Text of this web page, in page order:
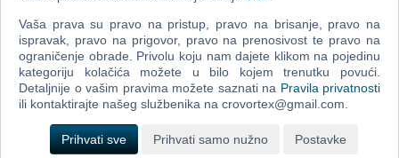
Microsoft Flight Simulator X (PC)
Webshop newsletter
Vaša prava su pravo na pristup, pravo na brisanje, pravo na
ispravak, pravo na prigovor, pravo na prenosivost te pravo na
ograničenje obrade. Privolu koju nam dajete klikom na pojedinu
kategoriju kolačića možete u bilo kojem trenutku povući.
Detaljnije o vašim pravima možete saznati na Pravila privatnosti
ili kontaktirajte našeg službenika na crovortex@gmail.com.
Prihvati sve Prihvati samo nužno Postavke